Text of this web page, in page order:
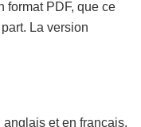
format PDF, que ce
La version
et en français.